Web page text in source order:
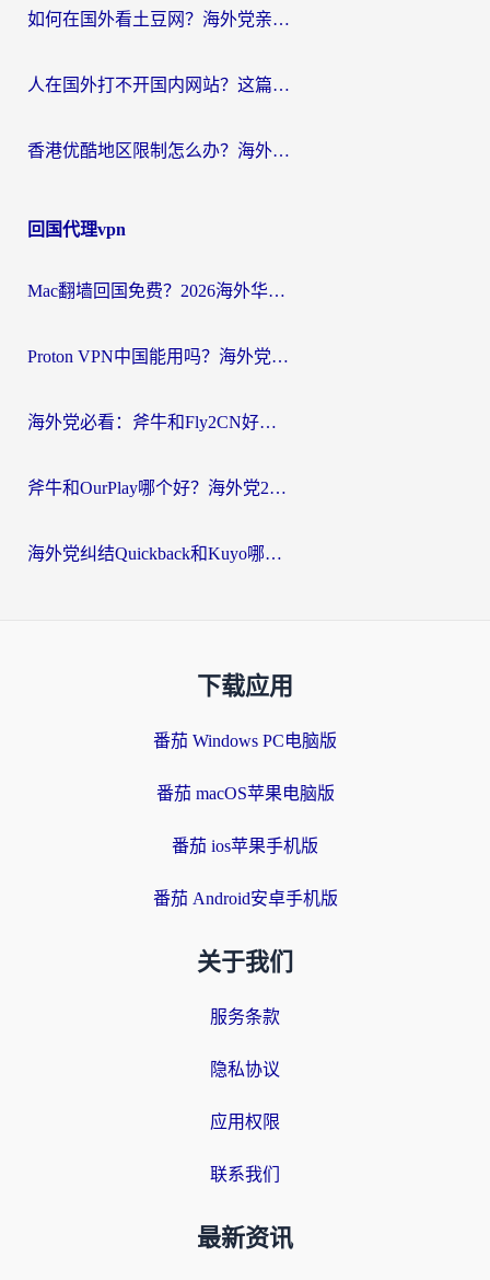
如何在国外看土豆网？海外党亲测有效的追剧加速器选择指南
人在国外打不开国内网站？这篇攻略帮你无缝解锁国内资源（附交管12123使用技巧）
香港优酷地区限制怎么办？海外党亲测有效的追剧解决方案
回国代理vpn
Mac翻墙回国免费？2026海外华人亲测：从CCTV5直播到国内APP，这样选加速器才靠谱
Proton VPN中国能用吗？海外党选回国加速器的避坑指南（附番茄加速器实测）
海外党必看：斧牛和Fly2CN好用吗？3招教你选对回国加速器（附免费试用攻略）
斧牛和OurPlay哪个好？海外党2026亲测：选对加速器，国内资源秒加载
海外党纠结Quickback和Kuyo哪个好？选对回国加速器才能无缝刷国内资源
下载应用
番茄 Windows PC电脑版
番茄 macOS苹果电脑版
番茄 ios苹果手机版
番茄 Android安卓手机版
关于我们
服务条款
隐私协议
应用权限
联系我们
最新资讯